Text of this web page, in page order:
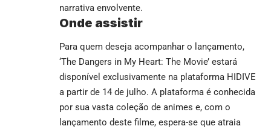
narrativa envolvente.
Onde assistir
Para quem deseja acompanhar o lançamento,
‘The Dangers in My Heart: The Movie’ estará
disponível exclusivamente na plataforma HIDIVE
a partir de 14 de julho. A plataforma é conhecida
por sua vasta coleção de animes e, com o
lançamento deste filme, espera-se que atraia